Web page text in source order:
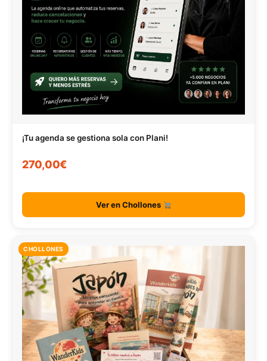
¡Tu agenda se gestiona sola con Plani!
270,00€
Ver en Chollones
CHOLLONES